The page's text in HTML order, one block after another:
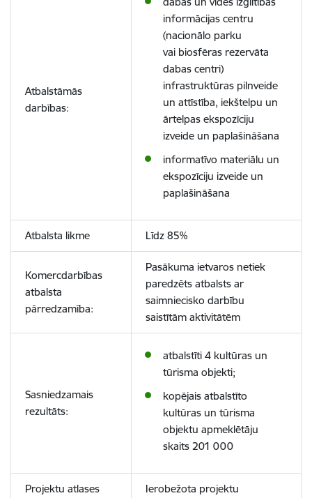
Atbalstāmās
darbības:
informācijas centru
(nacionālo parku
vai biosfēras rezervāta
dabas centri)
infrastruktūras pilnveide
un attīstība, iekštelpu un
ārtelpas ekspozīciju
izveide un paplašināšana
informatīvo materiālu un
ekspozīciju izveide un
paplašināšana
Atbalsta likme Līdz 85%
Komercdarbības
atbalsta
pārredzamība:
Pasākuma ietvaros netiek
paredzēts atbalsts ar
saimniecisko darbību
saistītām aktivitātēm
Sasniedzamais
rezultāts:
atbalstīti 4 kultūras un
tūrisma objekti;
kopējais atbalstīto
kultūras un tūrisma
objektu apmeklētāju
skaits 201 000
Projektu atlases
Ierobežota projektu